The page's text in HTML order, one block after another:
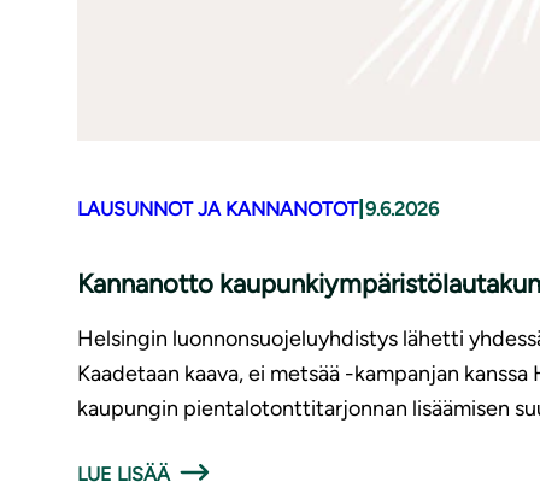
LAUSUNNOT JA KANNANOTOT| 9.6.2026
Kannanotto
Helsingin luonnonsuojeluyhdistys lähetti
Kaadetaan kaava, ei metsää -kampanjan
kaupungin pientalotonttitarjonnan lisäämisen
LUE LISÄÄ